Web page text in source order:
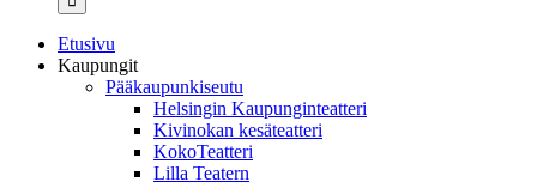
Etusivu
Kaupungit
Pääkaupunkiseutu
Helsingin Kaupunginteatteri
Kivinokan kesäteatteri
KokoTeatteri
Lilla Teatern